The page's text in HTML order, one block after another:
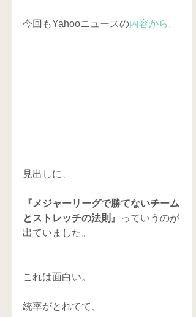
今回もYahooニュースの内容から。
見出しに、
『メジャーリーグで勝てないチーム
とストレッチの法則』
っていうのが
出ていました。
これは面白い。
統率がとれてて、